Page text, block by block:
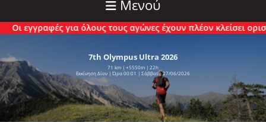
Μενού
για όλους τους αγώνες έχουν πλέον κλείσει οριστικά.
71 km | +5550m | 22h
Εκκίνηση Δίον | Ώρα 00:01 | Σάββατο 27/06/2026
7th Olympus Ultra 2026